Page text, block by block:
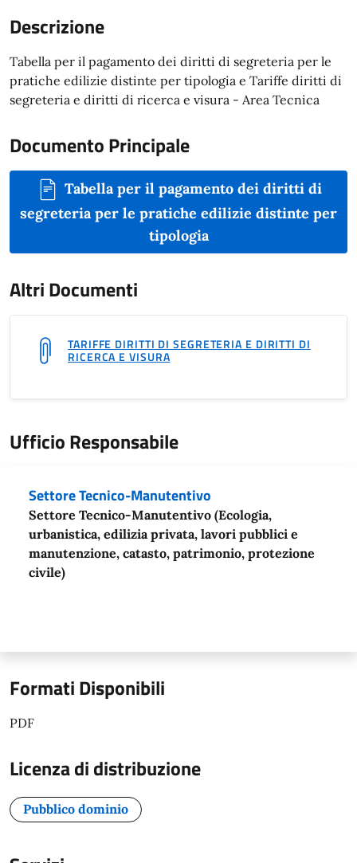
Descrizione
Tabella per il pagamento dei diritti di segreteria per le
pratiche edilizie distinte per tipologia e Tariffe diritti di
segreteria e diritti di ricerca e visura - Area Tecnica
Documento Principale
Tabella per il pagamento dei diritti di
segreteria per le pratiche edilizie distinte per
tipologia
Altri Documenti
TARIFFE DIRITTI DI SEGRETERIA E DIRITTI DI
RICERCA E VISURA
Ufficio Responsabile
Settore Tecnico-Manutentivo
Settore Tecnico-Manutentivo (Ecologia,
urbanistica, edilizia privata, lavori pubblici e
manutenzione, catasto, patrimonio, protezione
civile)
Formati Disponibili
PDF
Licenza di distribuzione
Pubblico dominio